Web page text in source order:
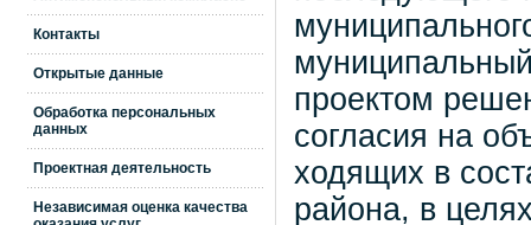
Контакты
Открытые данные
Обработка персональных
данных
Проектная деятельность
Независимая оценка качества
проектом
согласия на
ходящих в
района, в